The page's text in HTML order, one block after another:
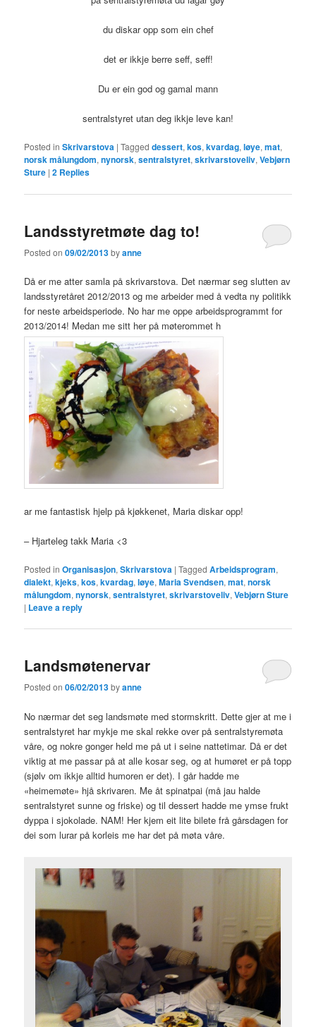
du diskar opp som ein chef
det er ikkje berre seff, seff!
Du er ein god og gamal mann
sentralstyret utan deg ikkje leve kan!
Posted in Skrivarstova |Tagged dessert,kos,kvardag,løye,mat,
norsk målungdom,nynorsk,sentralstyret,skrivarstoveliv,Vebjørn
Sture |2 Replies
Landsstyretmøte dag to!
Posted on09/02/2013byanne
Då er me atter samla på skrivarstova. Det nærmar seg slutten av
landsstyretåret 2012/2013 og me arbeider med å vedta ny politikk
for neste arbeidsperiode. No har me oppe arbeidsprogrammt for
2013/2014! Medan me sitt her på møterommet h
ar me fantastisk hjelp på kjøkkenet, Maria diskar opp!
– Hjarteleg takk Maria <3
Posted in Organisasjon,Skrivarstova |Tagged Arbeidsprogram,
dialekt,kjeks,kos,kvardag,løye,Maria Svendsen,mat,norsk
målungdom,nynorsk,sentralstyret,skrivarstoveliv,Vebjørn Sture
| Leave a reply
Landsmøtenervar
Posted on06/02/2013byanne
No nærmar det seg landsmøte med stormskritt. Dette gjer at me i
sentralstyret har mykje me skal rekke over på sentralstyremøta
våre, og nokre gonger held me på ut i seine nattetimar. Då er det
viktig at me passar på at alle kosar seg, og at humøret er på topp
(sjølv om ikkje alltid humoren er det). I går hadde me
«heimemøte» hjå skrivaren. Me åt spinatpai (må jau halde
sentralstyret sunne og friske) og til dessert hadde me ymse frukt
dyppa i sjokolade. NAM! Her kjem eit lite bilete frå gårsdagen for
dei som lurar på korleis me har det på møta våre.